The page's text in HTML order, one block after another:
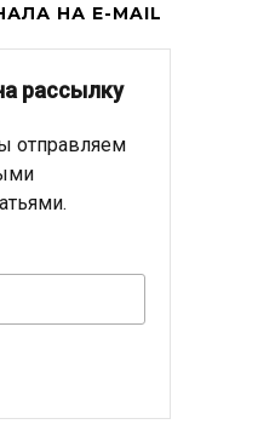
НА E-MAIL
рассылку
отправляем